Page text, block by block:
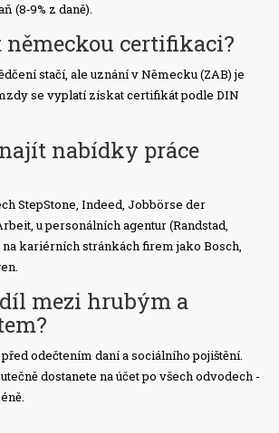
(8‑9% z daně).
certifikaci?
stačí, ale uznání v Německu (ZAB) je
se vyplatí získat certifikát podle DIN
nabídky práce
StepStone, Indeed, Jobbörse der
u personálních agentur (Randstad,
kariérních stránkách firem jako Bosch,
mezi hrubým a
odečtením daní a sociálního pojištění.
dostanete na účet po všech odvodech -